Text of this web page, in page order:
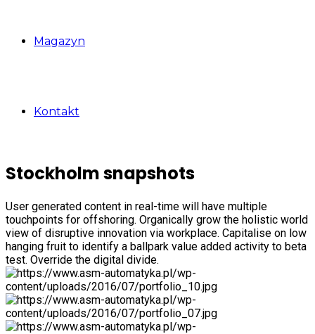
Magazyn
Kontakt
Stockholm snapshots
User generated content in real-time will have multiple
touchpoints for offshoring. Organically grow the holistic world
view of disruptive innovation via workplace. Capitalise on low
hanging fruit to identify a ballpark value added activity to beta
test. Override the digital divide.